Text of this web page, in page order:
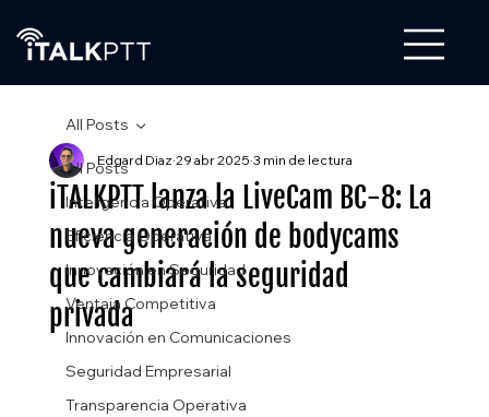
All Posts
Inteligencia Operativa
Eficiencia Operativa
Innovación en Seguridad
Ventaja Competitiva
Innovación en Comunicaciones
Seguridad Empresarial
Transparencia Operativa
All Posts
iTALKPTT lanza la LiveCam BC-8: La
nueva generación de bodycams
que cambiará la seguridad
privada
Edgard Diaz 29 abr 2025 3 min de lectura